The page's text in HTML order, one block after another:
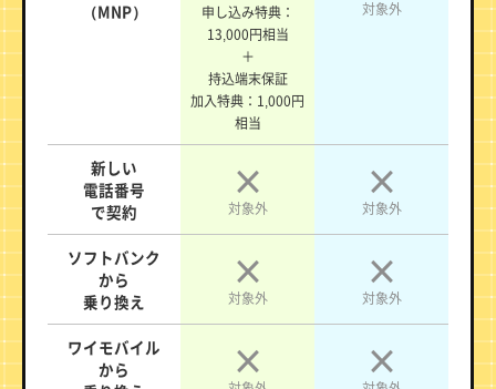
（MNP）
申し込み特典：
13,000円相当
＋
持込端末保証
加入特典：1,000円
相当
対象外
新しい
電話番号
で契約
対象外 対象外
ソフトバンク
から
乗り換え
対象外 対象外
ワイモバイル
から